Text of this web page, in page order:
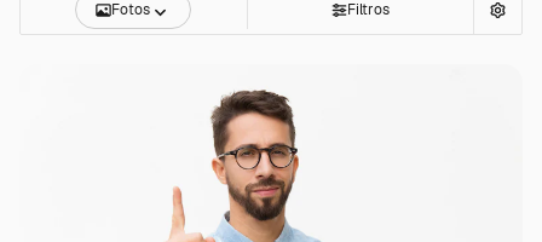
Fotos Filtros